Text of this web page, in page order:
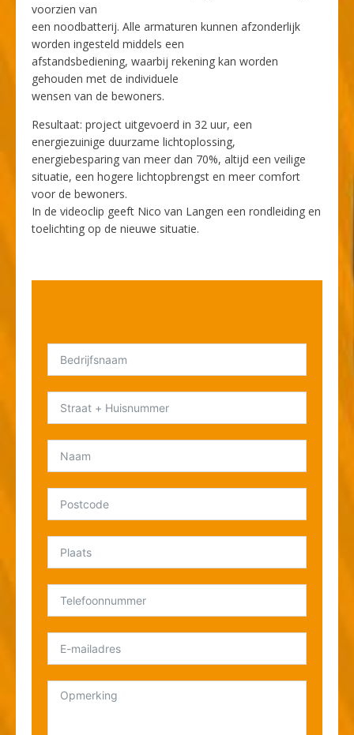
voorzien van
een noodbatterij. Alle armaturen kunnen afzonderlijk
worden ingesteld middels een
afstandsbediening, waarbij rekening kan worden
gehouden met de individuele
wensen van de bewoners.
Resultaat: project uitgevoerd in 32 uur, een
energiezuinige duurzame lichtoplossing,
energiebesparing van meer dan 70%, altijd een veilige
situatie, een hogere lichtopbrengst en meer comfort
voor de bewoners.
In de videoclip geeft Nico van Langen een rondleiding en
toelichting op de nieuwe situatie.